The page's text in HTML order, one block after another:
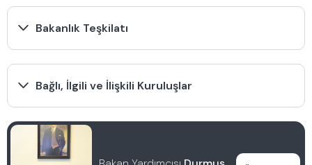
Bakanlık Teşkilatı
Hukuk Hizmetleri Genel Müdürlüğü (Rutin)
Altyapı Yatırımları Genel Müdürlüğü
Bağlı, İlgili ve İlişkili Kuruluşlar
Karayolları Genel Müdürlüğü